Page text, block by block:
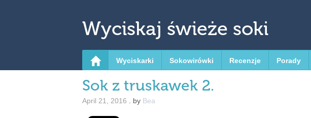
Wyciskaj świeże soki
Wyciskarki Sokowirówki Recenzje Porady
Sok z truskawek 2.
April 21, 2016 by Bea